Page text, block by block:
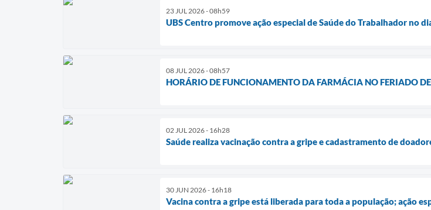
23 JUL 2026 - 08h59
UBS Centro promove ação especial de Saúde do Trabalhador no
08 JUL 2026 - 08h57
HORÁRIO DE FUNCIONAMENTO DA FARMÁCIA NO FERIADO
02 JUL 2026 - 16h28
Saúde realiza vacinação contra a gripe e cadastramento de
30 JUN 2026 - 16h18
Vacina contra a gripe está liberada para toda a população; ação